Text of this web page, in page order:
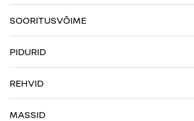
SOORITUSVÕIME
PIDURID
REHVID
MASSID